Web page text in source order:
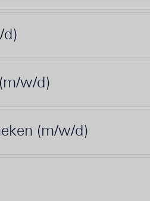
d)
w/d)
(m/w/d)